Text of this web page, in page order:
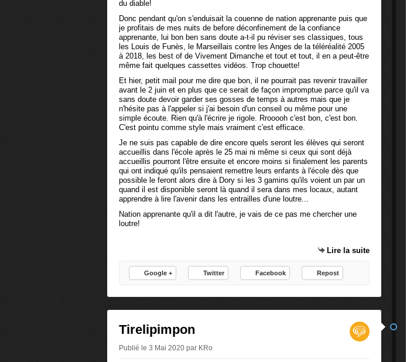
du diable!
Donc pendant qu'on s'enduisait la couenne de nation apprenante puis que
je profitais de mes nuits de before déconfinement de la confiance
apprenante, lui bon ben sans doute a-t-il pu réviser ses classiques, tous
les Louis de Funès, le Marseillais contre les Anges de la téléréalité 2005
à 2018, les best of de Vivement Dimanche et tout et tout, il en a peut-être
même fait quelques cassettes vidéos. Trop chouette!
Et hier, petit mail pour me dire que bon, il ne pourrait pas revenir travailler
avant le 2 juin et en plus que ce serait de façon impromptue parce qu'il va
sans doute devoir garder ses gosses de temps à autres mais que je
n'hésite pas à l'appeler si j'ai besoin d'un conseil ou même pour une
simple écoute. Rien qu'à l'écrire je rigole. Rrooooh c'est bon, c'est bon.
C'est pointu comme style mais vraiment c'est efficace.
Je ne suis pas capable de dire encore quels seront les élèves qui seront
accueillis dans l'école après le 25 mai ni même si ceux qui sont déjà
accueillis pourront l'être ensuite et encore moins si finalement les parents
qui ont indiqué qu'ils pensaient remettre leurs enfants à l'école dès que
possible le feront alors dire à Dory si les 3 gamins qu'ils voient un par un
quand il est disponible seront là quand il sera dans mes locaux, autant
apprendre à lire l'avenir dans les entrailles d'une loutre...
Nation apprenante qu'il a dit l'autre, je vais de ce pas me chercher une
loutre!
Lire la suite
Google + Twitter Facebook Repost
Tirelipimpon
Publié le 3 Mai 2020 par KRo